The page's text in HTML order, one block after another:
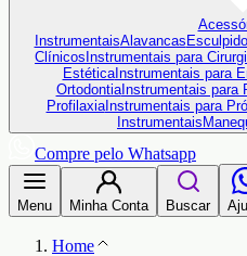
InstrumentaisAlavancas
Clínicos Instrumentais para
EstéticaInstrumentais para
OrtodontiaInstrumentais para
ProfilaxiaInstrumentais para
Instrumentais
Compre pelo Whatsapp
Menu Minha Conta Buscar
Home